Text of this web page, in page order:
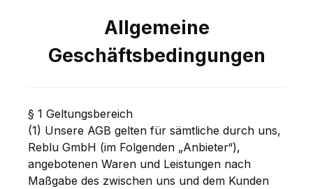
Allgemeine
Geschäftsbedingungen
§ 1 Geltungsbereich
(1) Unsere AGB gelten für sämtliche durch uns,
Reblu GmbH (im Folgenden „Anbieter“),
angebotenen Waren und Leistungen nach
Maßgabe des zwischen uns und dem Kunden